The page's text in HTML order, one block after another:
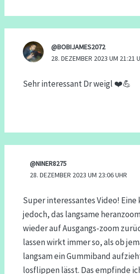
@BOBIJAMES2072
28. DEZEMBER 2023 UM 21:21
Sehr interessant Dr weigl ❤️💪
@NINER8275
28. DEZEMBER 2023 UM 23:06 UHR
Super interessantes Video!
jedoch, das langsame
wieder auf Ausgangs-zoom
lassen wirkt immer so, als ob
langsam ein Gummiband
losflippen lässt. Das empfinde